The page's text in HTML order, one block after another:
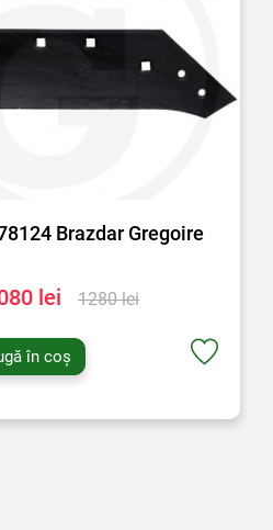
Brazdar Gregoire
lei 1280 lei
în coș